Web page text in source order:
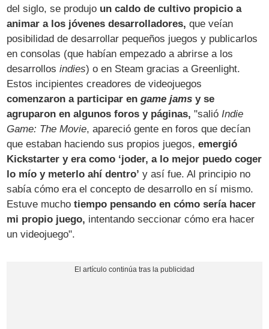
del siglo, se produjo un caldo de cultivo propicio a
animar a los jóvenes desarrolladores, que veían
posibilidad de desarrollar pequeños juegos y publicarlos
en consolas (que habían empezado a abrirse a los
desarrollosindies) o en Steam gracias a Greenlight.
Estos incipientes creadores de videojuegos
comenzaron a participar engame jams y se
agruparon en algunos foros y páginas, "salió Indie
Game: The Movie, apareció gente en foros que decían
que estaban haciendo sus propios juegos,emergió
Kickstarter y era como ‘joder, a lo mejor puedo coger
lo mío y meterlo ahí dentro’ y así fue. Al principio no
sabía cómo era el concepto de desarrollo en sí mismo.
Estuve mucho tiempo pensando en cómo sería hacer
mi propio juego, intentando seccionar cómo era hacer
un videojuego".